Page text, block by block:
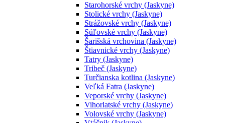
Starohorské vrchy (Jaskyne)
Stolické vrchy (Jaskyne)
Strážovské vrchy (Jaskyne)
Súľovské vrchy (Jaskyne)
Šarišská vrchovina (Jaskyne)
Štiavnické vrchy (Jaskyne)
Tatry (Jaskyne)
Tribeč (Jaskyne)
Turčianska kotlina (Jaskyne)
Veľká Fatra (Jaskyne)
Veporské vrchy (Jaskyne)
Vihorlatské vrchy (Jaskyne)
Volovské vrchy (Jaskyne)